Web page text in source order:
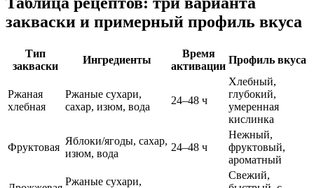
закваски и примерный профиль вкуса
Тип
закваски
Ингредиенты
Время
активации
Профиль вкуса
Ржаная
хлебная
Ржаные сухари,
сахар, изюм, вода
24–48 ч
Хлебный,
глубокий,
умеренная
кислинка
Фруктовая
Яблоки/ягоды, сахар,
изюм, вода
24–48 ч
Нежный,
фруктовый,
ароматный
Ржаные сухари,
Свежий,